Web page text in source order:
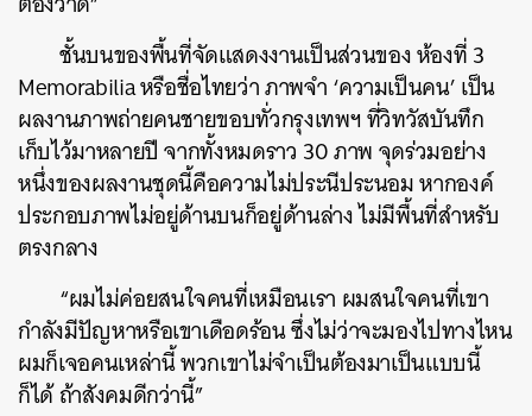
ชั้นบนของพื้นที่จัดแสดงงานเป็นส่วนของ ห้องที่ 3
Memorabilia หรือชื่อไทยว่าภาพจำ ‘ความเป็นคน’ เป็น
ผลงานภาพถ่ายคนชายขอบทั่วกรุงเทพฯ ที่วิทวัสบันทึก
เก็บไว้มาหลายปี จากทั้งหมดราว 30 ภาพ จุดร่วมอย่าง
หนึ่งของผลงานชุดนี้คือความไม่ประนีประนอม หากองค์
ประกอบภาพไม่อยู่ด้านบนก็อยู่ด้านล่าง ไม่มีพื้นที่สำหรับ
ตรงกลาง
“ผมไม่ค่อยสนใจคนที่เหมือนเรา ผมสนใจคนที่เขา
กำลังมีปัญหาหรือเขาเดือดร้อน ซึ่งไม่ว่าจะมองไปทางไหน
ผมก็เจอคนเหล่านี้ พวกเขาไม่จำเป็นต้องมาเป็นแบบนี้
ก็ได้ ถ้าสังคมดีกว่านี้”